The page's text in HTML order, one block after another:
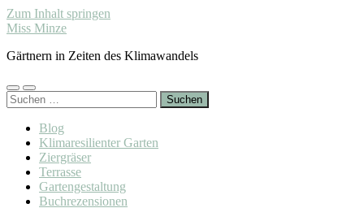
Zum Inhalt springen
Miss Minze
Gärtnern in Zeiten des Klimawandels
Mobile-
Menü
Suchfeld
ein-/ausblenden
Suchen
nach:
Blog
Klimaresilienter Garten
Ziergräser
Terrasse
Gartengestaltung
Buchrezensionen